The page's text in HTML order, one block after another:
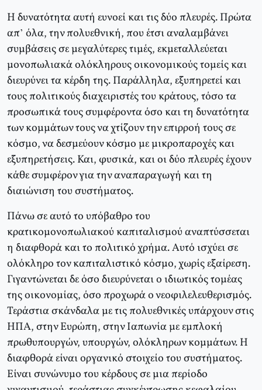
Η δυνατότητα αυτή ευνοεί και τις δύο πλευρές. Πρώτα
απ’ όλα, την πολυεθνική, που έτσι αναλαμβάνει
συμβάσεις σε μεγαλύτερες τιμές, εκμεταλλεύεται
μονοπωλιακά ολόκληρους οικονομικούς τομείς και
διευρύνει τα κέρδη της. Παράλληλα, εξυπηρετεί και
τους πολιτικούς διαχειριστές του κράτους, τόσο τα
προσωπικά τους συμφέροντα όσο και τη δυνατότητα
των κομμάτων τους να χτίζουν την επιρροή τους σε
κόσμο, να δεσμεύουν κόσμο με μικροπαροχές και
εξυπηρετήσεις. Και, φυσικά, και οι δύο πλευρές έχουν
κάθε συμφέρον για την αναπαραγωγή και τη
διαιώνιση του συστήματος.
Πάνω σε αυτό το υπόβαθρο του
κρατικομονοπωλιακού καπιταλισμού αναπτύσσεται
η διαφθορά και το πολιτικό χρήμα. Αυτό ισχύει σε
ολόκληρο τον καπιταλιστικό κόσμο, χωρίς εξαίρεση.
Γιγαντώνεται δε όσο διευρύνεται ο ιδιωτικός τομέας
της οικονομίας, όσο προχωρά ο νεοφιλελευθερισμός.
Τεράστια σκάνδαλα με τις πολυεθνικές υπάρχουν στις
ΗΠΑ, στην Ευρώπη, στην Ιαπωνία με εμπλοκή
πρωθυπουργών, υπουργών, ολόκληρων κομμάτων. Η
διαφθορά είναι οργανικό στοιχείο του συστήματος.
Είναι συνώνυμο του κέρδους σε μια περίοδο